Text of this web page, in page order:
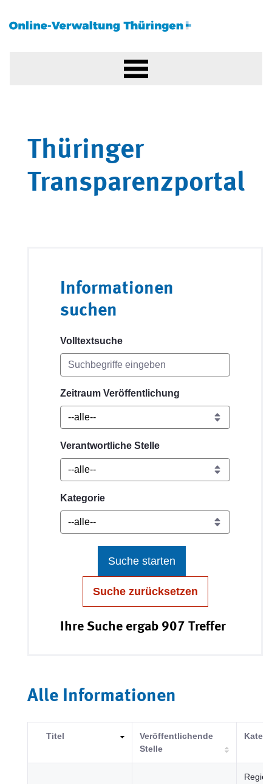
Thüringer
Transparenzportal
Informationen
suchen
Volltextsuche
Zeitraum Veröffentlichung
Verantwortliche Stelle
Kategorie
Suche starten
Suche zurücksetzen
Ihre Suche ergab 907 Treffer
Alle Informationen
Titel
Veröffentlichende
Stelle